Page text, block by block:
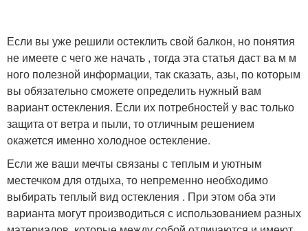
Если вы уже решили остеклить свой балкон, но понятия
не имеете с чего же начать , тогда эта статья даст ва м м
ного полезной информации, так сказать, азы, по которым
вы обязательно сможете определить нужный вам
вариант остекления. Если их потребностей у вас только
защита от ветра и пыли, то отличным решением
окажется именно холодное остекление.
Если же ваши мечты связаны с теплым и уютным
местечком для отдыха, то непременно необходимо
выбирать теплый вид остекления . При этом оба эти
варианта могут производиться с использованием разных